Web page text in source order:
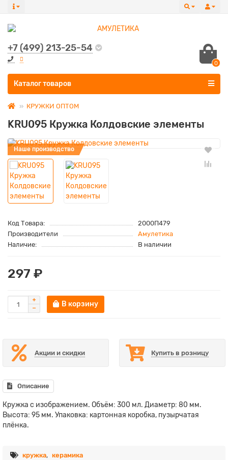
+7 (499) 213-25-54
0
Все категории
Каталог товаров
КРУЖКИ ОПТОМ
KRU095 Кружка Колдовские элементы
Наше производство
Код Товара:
2000П479
Производители
Амулетика
Наличие:
В наличии
297 ₽
В корзину
Акции и скидки Купить в розницу
Описание
Кружка с изображением. Объём: 300 мл. Диаметр: 80 мм.
Высота: 95 мм. Упаковка: картонная коробка, пузырчатая
плёнка.
кружка, керамика